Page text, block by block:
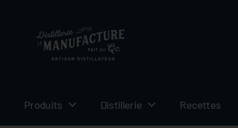
Produits Distillerie Recettes